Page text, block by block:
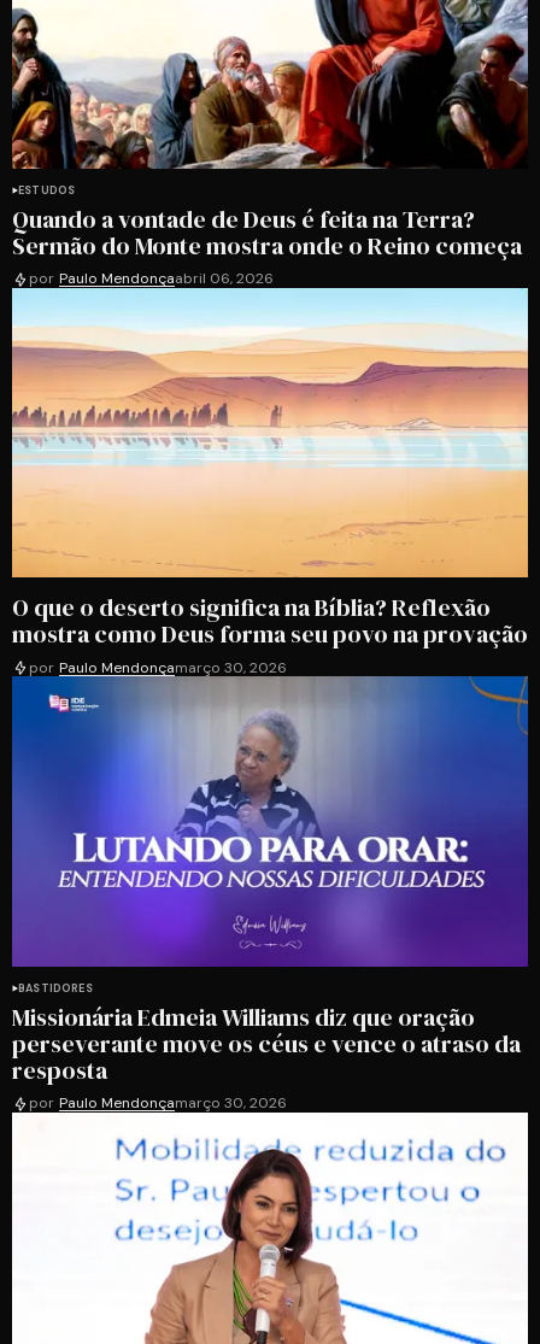
ESTUDOS
Quando a vontade de Deus é feita na Terra?
Sermão do Monte mostra onde o Reino começa
por Paulo Mendonçaabril 06, 2026
O que o deserto significa na Bíblia? Reflexão
mostra como Deus forma seu povo na provação
por Paulo Mendonçamarço 30, 2026
BASTIDORES
Missionária Edmeia Williams diz que oração
perseverante move os céus e vence o atraso da
resposta
por Paulo Mendonçamarço 30, 2026